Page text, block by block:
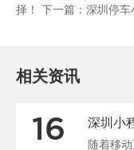
择！
下一篇： 深圳停车
相关资讯
16 深圳小
随着移